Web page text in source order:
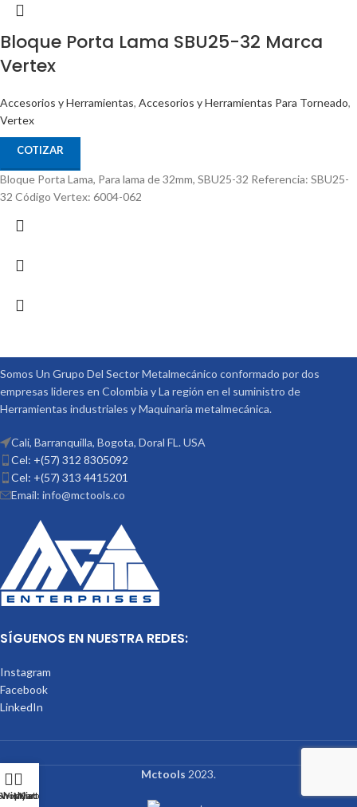
Bloque Porta Lama SBU25-32 Marca
Vertex
Accesorios y Herramientas, Accesorios y Herramientas Para Torneado,
Vertex
COTIZAR
Bloque Porta Lama, Para lama de 32mm, SBU25-32 Referencia: SBU25-
32 Código Vertex: 6004-062
Somos Un Grupo Del Sector Metalmecánico conformado por dos
empresas lideres en Colombia y La región en el suministro de
Herramientas industriales y Maquinaria metalmecánica.
Cali, Barranquilla, Bogota, Doral FL. USA
Cel: +(57) 312 8305092
Cel: +(57) 313 4415201
Email: info@mctools.co
SÍGUENOS EN NUESTRA REDES:
Instagram
Facebook
LinkedIn
Mctools 2023.
Wishlist
Cart
My account